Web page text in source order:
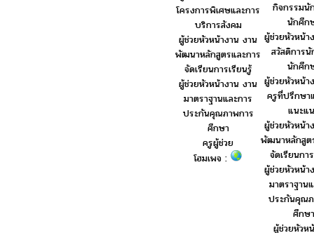
โครงการพิเศษและการ
บริการสังคม
ผู้ช่วยหัวหน้างาน งาน
พัฒนาหลักสูตรและการ
จัดเรียนการเรียนรู้
ผู้ช่วยหัวหน้างาน งาน
มาตราฐานและการ
ประกันคุณภาพการ
ศึกษา
ครูผู้ช่วย
โฮมเพจ :
กิจกรรมนั
นักศึก
ผู้ช่วยหัวหน้า
สวัสดิการนั
นักศึก
ผู้ช่วยหัวหน้า
ครูที่ปรึกษา
แนะแ
ผู้ช่วยหัวหน้า
พัฒนาหลักสูต
จัดเรียนกา
ผู้ช่วยหัวหน้า
มาตราฐาน
ประกันคุณ
ศึกษา
ผู้ช่วยหัวห